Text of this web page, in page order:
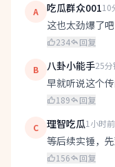
A 吃瓜群众00110
这也太劲爆了
234 回复
B 八卦小能手25
早就听说这个
189 回复
C 理智吃瓜1小时前
等后续实锤，先
156 回复